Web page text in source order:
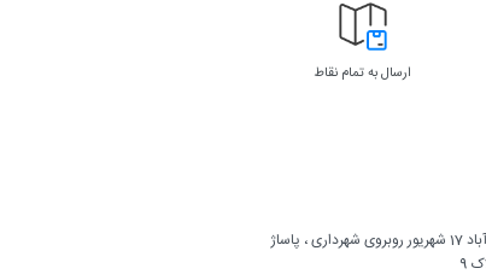
ارسال به تمام نقاط
تهران ، شاد آباد 17 شهریور روبروی شهرداری ، پاساژ
9